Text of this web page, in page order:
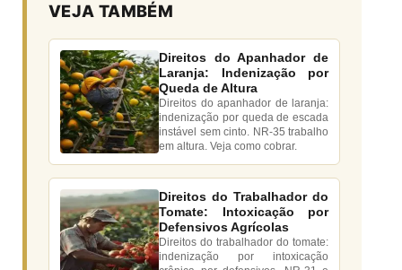
VEJA TAMBÉM
Direitos do Apanhador de
Laranja: Indenização por
Queda de Altura
Direitos do apanhador de laranja:
indenização por queda de escada
instável sem cinto. NR-35 trabalho
em altura. Veja como cobrar.
Direitos do Trabalhador do
Tomate: Intoxicação por
Defensivos Agrícolas
Direitos do trabalhador do tomate:
indenização por intoxicação